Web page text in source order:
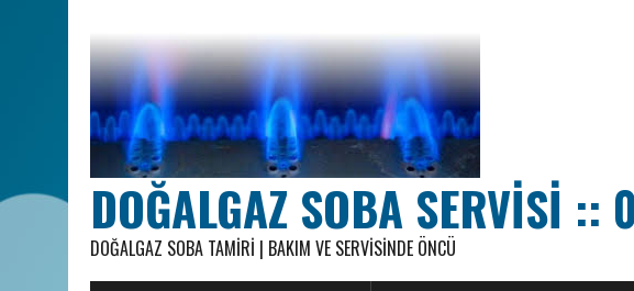
DOĞALGAZ SOBA SERVISI
DOĞALGAZ SOBA TAMIRI | BAKIM VE SERVISINDE ÖNCÜ